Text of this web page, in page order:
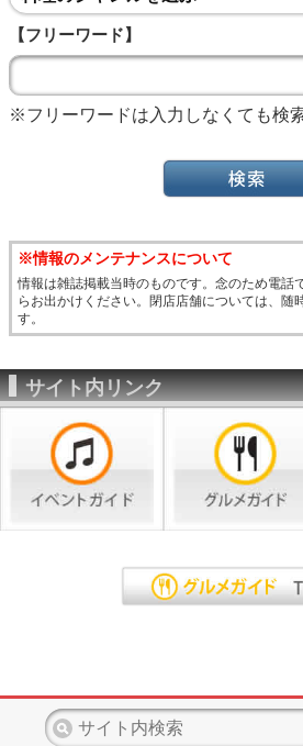
【フリーワード】
※フリーワードは入力しなくても検
※情報のメンテナンスについて
情報は雑誌掲載当時のものです。念のため電話
らお出かけください。閉店店舗については、随
す。
サイト内リンク